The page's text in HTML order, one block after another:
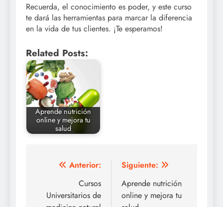
Recuerda, el conocimiento es poder, y este curso
te dará las herramientas para marcar la diferencia
en la vida de tus clientes. ¡Te esperamos!
Related Posts:
Aprende nutrición
online y mejora tu
salud
Navegación
entradas
Anterior:
Cursos
Universitarios de
Siguiente:
Aprende nutrición
online y mejora tu